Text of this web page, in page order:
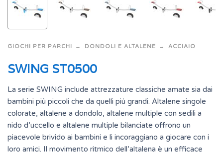
GIOCHI PER PARCHI DONDOLI E ALTALENE ACCIAIO
SWING ST0500
La serie SWING include attrezzature classiche amate sia dai
bambini più piccoli che da quelli più grandi. Altalene singole
colorate, altalene a dondolo, altalene multiple con sedili a
nido d’uccello e altalene multiple bilanciate offrono un
piacevole brivido ai bambini e li incoraggiano a giocare con i
loro amici. Il movimento ritmico dell’altalena è un efficace